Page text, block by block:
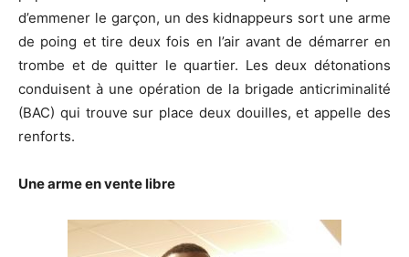
d’emmener le garçon, un des kidnappeurs sort une arme
de poing et tire deux fois en l’air avant de démarrer en
trombe et de quitter le quartier. Les deux détonations
conduisent à une opération de la brigade anticriminalité
(BAC) qui trouve sur place deux douilles, et appelle des
renforts.
Une arme en vente libre